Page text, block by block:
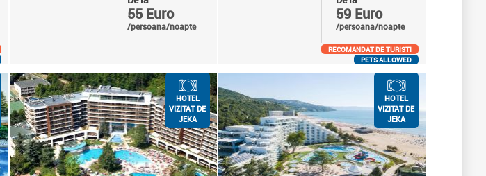
55 Euro
/persoana/noapte
59 Euro
/persoana/noapte
RECOMANDAT DE TURISTI
PETS ALLOWED
HOTEL
VIZITAT DE
JEKA
HOTEL
VIZITAT DE
JEKA